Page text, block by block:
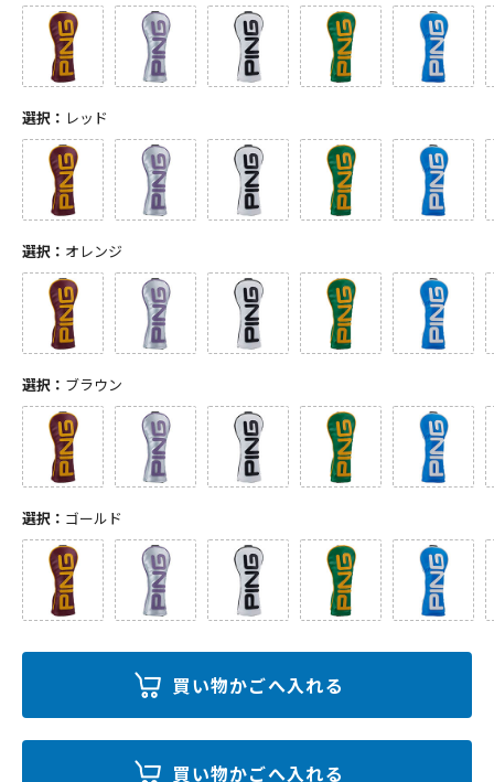
選択： レッド
選択： オレンジ
選択： ブラウン
選択： ゴールド